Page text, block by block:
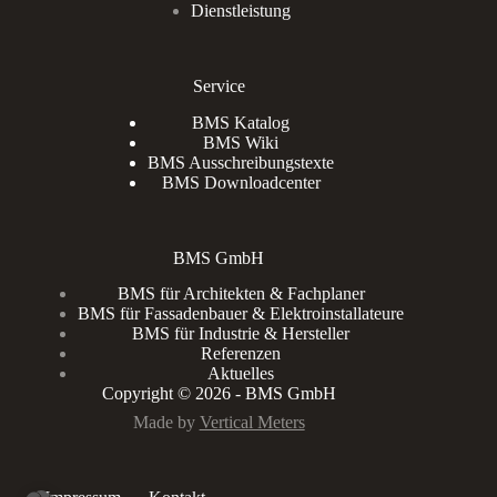
Dienstleistung
Service
BMS Katalog
BMS Wiki
BMS Ausschreibungstexte
BMS Downloadcenter
BMS GmbH
BMS für Architekten & Fachplaner
BMS für Fassadenbauer & Elektroinstallateure
BMS für Industrie & Hersteller
Referenzen
Aktuelles
Copyright © 2026 - BMS GmbH
Made by Vertical Meters